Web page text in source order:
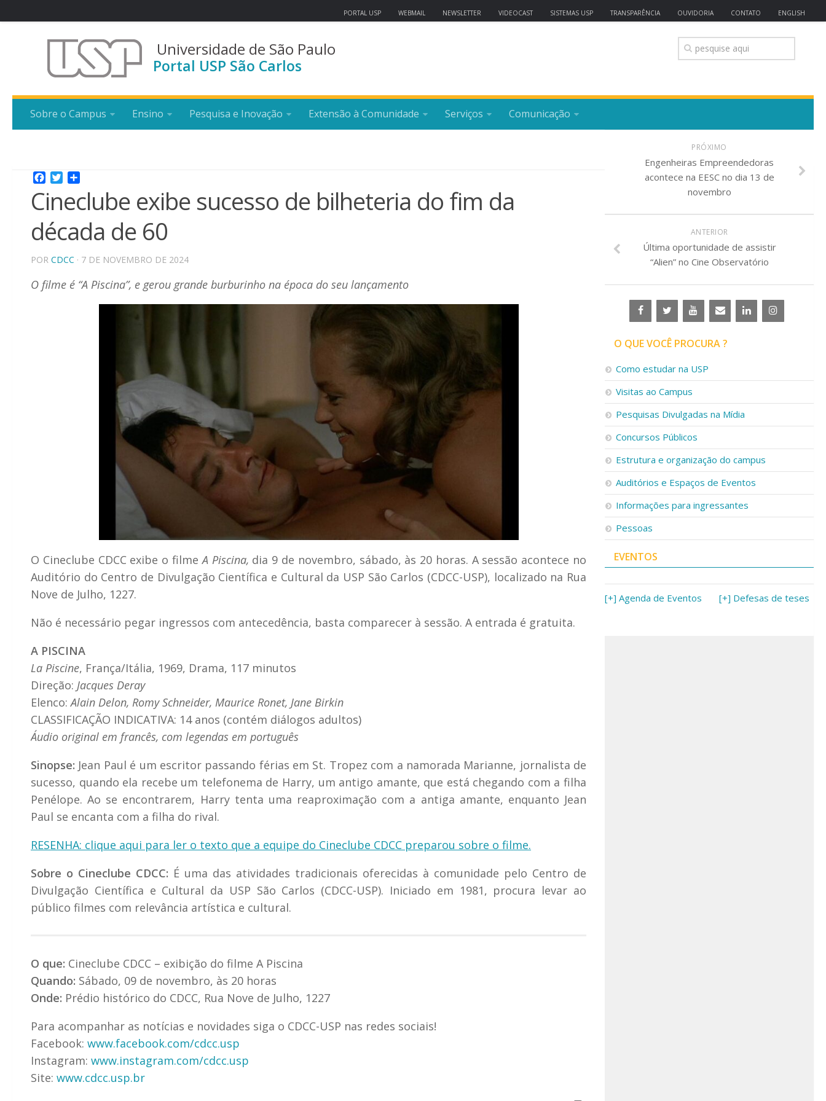
PORTAL USP WEBMAIL NEWSLETTER VIDEOCAST SISTEMAS USP TRANSPARÊNCIA OUVIDORIA CONTATO ENGLISH
Universidade de São Paulo
Portal USP São Carlos
Sobre o Campus Ensino Pesquisa e Inovação Extensão à Comunidade Serviços Comunicação
Facebook
Twitter
Cineclube exibe sucesso de bilheteria do fim da
década de 60
POR CDCC · 7 DE NOVEMBRO DE 2024
O filme é “A Piscina”, e gerou grande burburinho na época do seu lançamento
O Cineclube CDCC exibe o filmeA Piscina, dia 9 de novembro, sábado, às 20 horas. A sessão acontece no
Auditório do Centro de Divulgação Científica e Cultural da USP São Carlos (CDCC-USP), localizado na Rua
Nove de Julho, 1227.
Não é necessário pegar ingressos com antecedência, basta comparecer à sessão. A entrada é gratuita.
A PISCINA
La Piscine, França/Itália, 1969, Drama, 117 minutos
Direção: Jacques Deray
Elenco:Alain Delon, Romy Schneider, Maurice Ronet, Jane Birkin
CLASSIFICAÇÃO INDICATIVA: 14 anos (contém diálogos adultos)
Áudio original em francês, com legendas em português
Sinopse: Jean Paul é um escritor passando férias em St. Tropez com a namorada Marianne, jornalista de
sucesso, quando ela recebe um telefonema de Harry, um antigo amante, que está chegando com a filha
Penélope. Ao se encontrarem, Harry tenta uma reaproximação com a antiga amante, enquanto Jean
Paul se encanta com a filha do rival.
RESENHA: clique aqui para ler o texto que a equipe do Cineclube CDCC preparou sobre o filme.
Sobre o Cineclube CDCC: É uma das atividades tradicionais oferecidas à comunidade pelo Centro de
Divulgação Científica e Cultural da USP São Carlos (CDCC-USP). Iniciado em 1981, procura levar ao
público filmes com relevância artística e cultural.
O que: Cineclube CDCC – exibição do filme A Piscina
Quando: Sábado, 09 de novembro, às 20 horas
Onde: Prédio histórico do CDCC, Rua Nove de Julho, 1227
Para acompanhar as notícias e novidades siga o CDCC-USP nas redes sociais!
Facebook: www.facebook.com/cdcc.usp
Instagram: www.instagram.com/cdcc.usp
Site: www.cdcc.usp.br
PRÓXIMO
Engenheiras Empreendedoras
acontece na EESC no dia 13 de
novembro
ANTERIOR
Última oportunidade de assistir
“Alien” no Cine Observatório
O QUE VOCÊ PROCURA ?
Como estudar na USP
Visitas ao Campus
Pesquisas Divulgadas na Mídia
Concursos Públicos
Estrutura e organização do campus
Auditórios e Espaços de Eventos
Informações para ingressantes
Pessoas
EVENTOS
[+] Agenda de Eventos [+] Defesas de teses